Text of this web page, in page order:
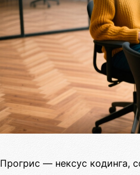
Прогрис — нексус кодинга,